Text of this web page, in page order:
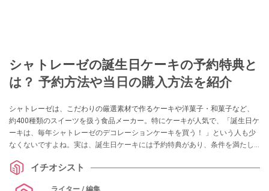
シャトレーゼの誕生日ケーキの予約特典と
は？ 予約方法や当日の購入方法を紹介
シャトレーゼは、こだわりの厳選素材で作るケーキや洋菓子・和菓子など、
約400種類のスイーツを扱う食品メーカー。特にケーキが人気で、「誕生日ケ
ーキは、毎年シャトレーゼのデコレーションケーキを買う！ 」という人も少
なくないですよね。実は、誕生日ケーキには予約特典があり、条件を満たし
ース）が無料でもらえるんです！ 今回は、シャトレーゼの誕生日ケーキの予
イチオシスト
ライター / 編集